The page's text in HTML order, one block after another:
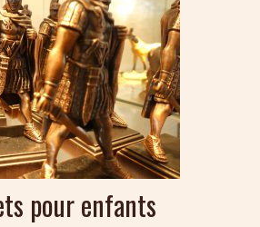
pour enfants